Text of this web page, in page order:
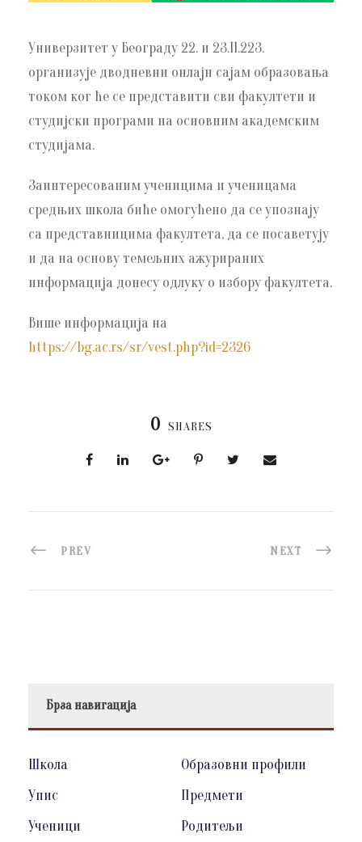
Универзитет у Београду 22. и 23.11.223.
организује дводневни онлајн сајам образовања
током ког ће се представити сви факултети и
студијски програми на основним академским
студијама.
Заинтересованим ученицима и ученицама
средњих школа биће омогућено да се упознају
са представницима факултета, да се посаветују
и да на основу темељних ажурираних
информација донесу одлуку о избору факултета.
Више информација на
https://bg.ac.rs/sr/vest.php?id=2326
0 SHARES
PREV NEXT
Брза навигација
Школа
Образовни профили
Упис
Предмети
Ученици
Родитељи